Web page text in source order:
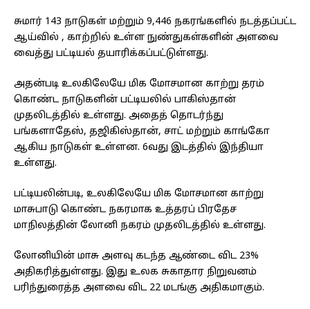
சுமார் 143 நாடுகள் மற்றும் 9,446 நகரங்களில் நடத்தப்பட்ட
ஆய்வில் , காற்றில் உள்ள நுண்துகள்களின் அளவை
வைத்து பட்டியல் தயாரிக்கப்பட்டுள்ளது.
அதன்படி உலகிலேயே மிக மோசமான காற்று தரம்
கொண்ட நாடுகளின் பட்டியலில் பாகிஸ்தான்
முதலிடத்தில் உள்ளது. அதைத் தொடர்ந்து
பங்களாதேஸ், தஜிகிஸ்தான், சாட் மற்றும் காங்கோ
ஆகிய நாடுகள் உள்ளன. 6வது இடத்தில் இந்தியா
உள்ளது.
பட்டியலின்படி, உலகிலேயே மிக மோசமான காற்று
மாசுபாடு கொண்ட நகரமாக உத்தரப் பிரதேச
மாநிலத்தின் லோனி நகரம் முதலிடத்தில் உள்ளது.
லோனியின் மாசு அளவு கடந்த ஆண்டை விட 23%
அதிகரித்துள்ளது. இது உலக சுகாதார நிறுவனம்
பரிந்துரைத்த அளவை விட 22 மடங்கு அதிகமாகும்.